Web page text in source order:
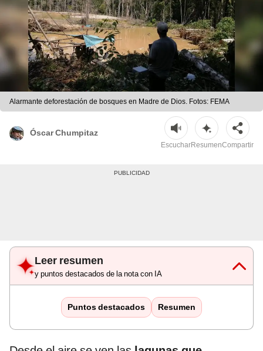
Alarmante deforestación de bosques en Madre de Dios. Fotos: FEMA
Óscar Chumpitaz
EscucharResumenCompartir
Leer resumen
y puntos destacados de la nota con IA
Puntos destacados Resumen